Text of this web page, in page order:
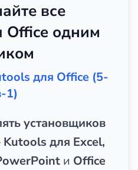
все
Office одним
для Office (5-
1)
установщиков
Kutools для Excel,
и Office